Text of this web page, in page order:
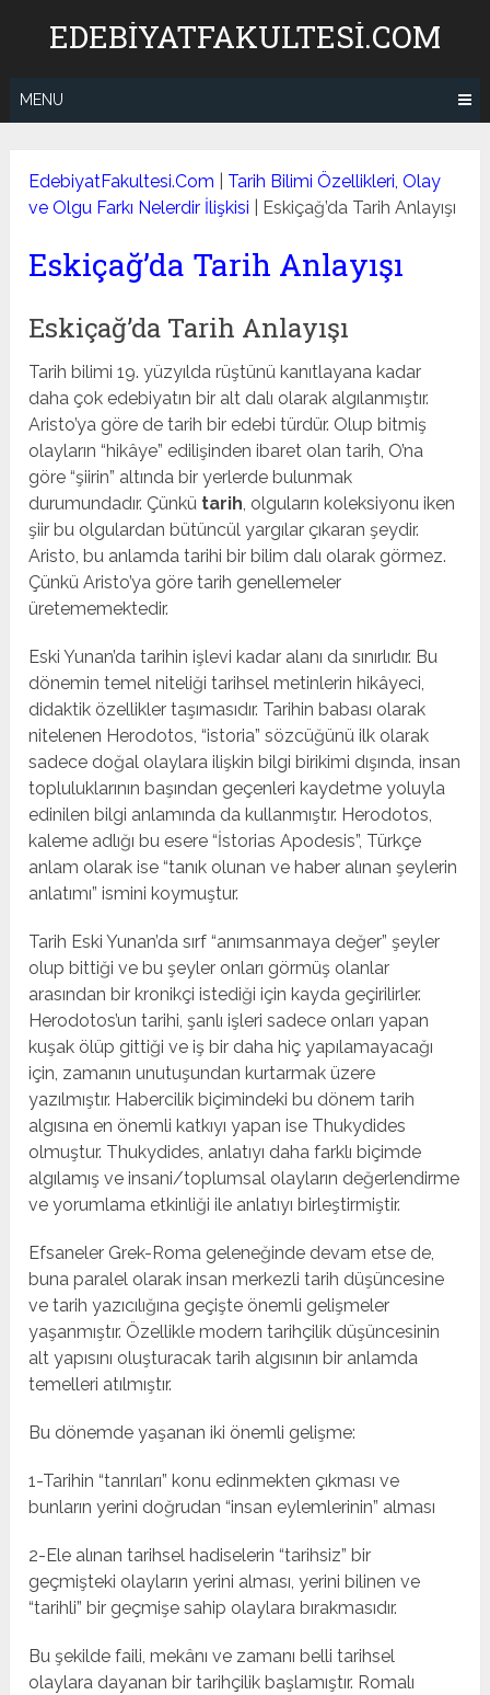
EDEBIYATFAKULTESI.COM
MENU
EdebiyatFakultesi.Com
Tarih Bilimi Özellikleri, Olay
ve Olgu Farkı Nelerdir İlişkisi
Eskiçağ’da Tarih Anlayışı
Eskiçağ’da Tarih Anlayışı
Eskiçağ’da Tarih Anlayışı
Tarih bilimi 19. yüzyılda rüştünü kanıtlayana kadar
daha çok edebiyatın bir alt dalı olarak algılanmıştır.
Aristo’ya göre de tarih bir edebi türdür. Olup bitmiş
olayların “hikâye” edilişinden ibaret olan tarih, O’na
göre “şiirin” altında bir yerlerde bulunmak
durumundadır. Çünkü tarih, olguların koleksiyonu iken
şiir bu olgulardan bütüncül yargılar çıkaran şeydir.
Aristo, bu anlamda tarihi bir bilim dalı olarak görmez.
Çünkü Aristo’ya göre tarih genellemeler
üretememektedir.
Eski Yunan’da tarihin işlevi kadar alanı da sınırlıdır. Bu
dönemin temel niteliği tarihsel metinlerin hikâyeci,
didaktik özellikler taşımasıdır. Tarihin babası olarak
nitelenen Herodotos, “istoria” sözcüğünü ilk olarak
sadece doğal olaylara ilişkin bilgi birikimi dışında, insan
topluluklarının başından geçenleri kaydetme yoluyla
edinilen bilgi anlamında da kullanmıştır. Herodotos,
kaleme adlığı bu esere “İstorias Apodesis”, Türkçe
anlam olarak ise “tanık olunan ve haber alınan şeylerin
anlatımı” ismini koymuştur.
Tarih Eski Yunan’da sırf “anımsanmaya değer” şeyler
olup bittiği ve bu şeyler onları görmüş olanlar
arasından bir kronikçi istediği için kayda geçirilirler.
Herodotos’un tarihi, şanlı işleri sadece onları yapan
kuşak ölüp gittiği ve iş bir daha hiç yapılamayacağı
için, zamanın unutuşundan kurtarmak üzere
yazılmıştır. Habercilik biçimindeki bu dönem tarih
algısına en önemli katkıyı yapan ise Thukydides
olmuştur. Thukydides, anlatıyı daha farklı biçimde
algılamış ve insani/toplumsal olayların değerlendirme
ve yorumlama etkinliği ile anlatıyı birleştirmiştir.
Efsaneler Grek-Roma geleneğinde devam etse de,
buna paralel olarak insan merkezli tarih düşüncesine
ve tarih yazıcılığına geçişte önemli gelişmeler
yaşanmıştır. Özellikle modern tarihçilik düşüncesinin
alt yapısını oluşturacak tarih algısının bir anlamda
temelleri atılmıştır.
Bu dönemde yaşanan iki önemli gelişme:
1-Tarihin “tanrıları” konu edinmekten çıkması ve
bunların yerini doğrudan “insan eylemlerinin” alması
2-Ele alınan tarihsel hadiselerin “tarihsiz” bir
geçmişteki olayların yerini alması, yerini bilinen ve
“tarihli” bir geçmişe sahip olaylara bırakmasıdır.
Bu şekilde faili, mekânı ve zamanı belli tarihsel
olaylara dayanan bir tarihçilik başlamıştır. Romalı